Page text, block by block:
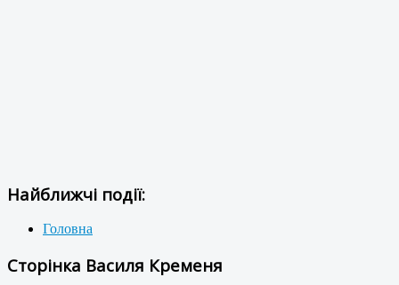
Найближчі події:
Головна
Сторінка Василя Кременя